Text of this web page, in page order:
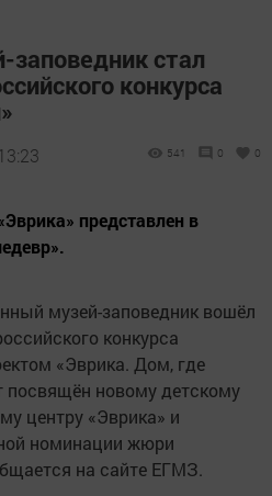
стал
конкурса
541 0 0
представлен в
музей-заповедник вошёл
конкурса
«Эврика. Дом, где
посвящён новому детскому
центру «Эврика» и
номинации жюри
на сайте ЕГМЗ.